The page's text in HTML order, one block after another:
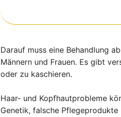
Darauf muss eine Behandlung
Männern und Frauen. Es gibt
oder zu kaschieren.
Haar- und Kopfhautprobleme
Genetik, falsche